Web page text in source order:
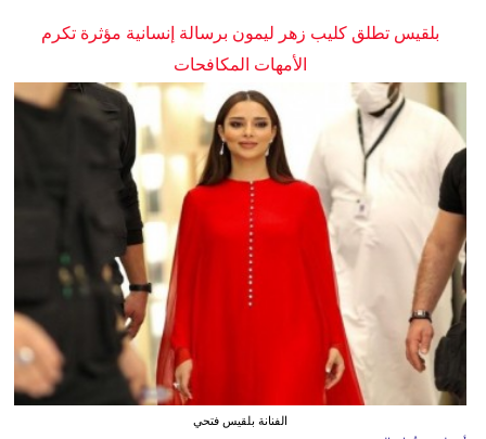
بلقيس تطلق كليب زهر ليمون برسالة إنسانية مؤثرة تكرم
الأمهات المكافحات
الفنانة بلقيس فتحي